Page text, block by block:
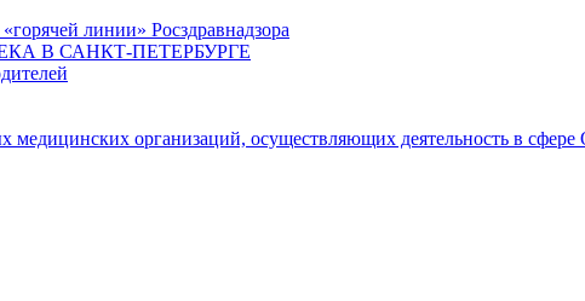
линии» Росздравнадзора
В САНКТ-ПЕТЕРБУРГЕ
организаций, осуществляющих деятельность в